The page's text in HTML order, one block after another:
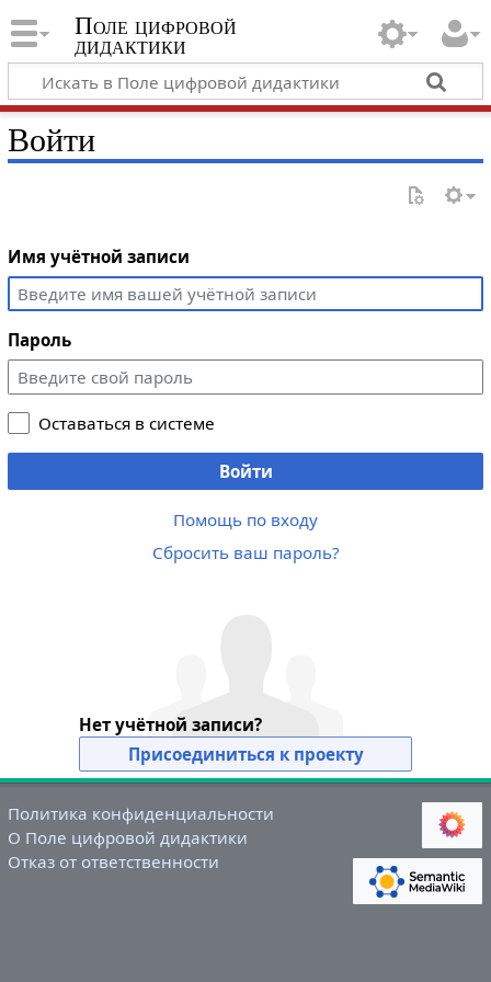
Поле цифровой
дидактики
Войти
Имя учётной записи
Пароль
Оставаться в системе
Войти
Помощь по входу
Сбросить ваш пароль?
Нет учётной записи?
Присоединиться к проекту
Политика конфиденциальности
О Поле цифровой дидактики
Отказ от ответственности